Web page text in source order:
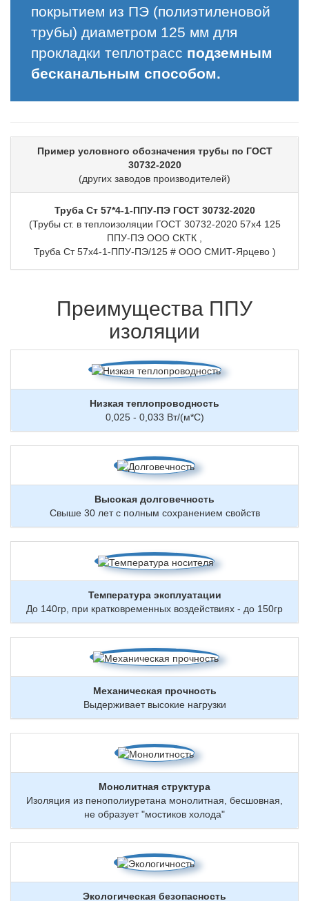
покрытием из ПЭ (полиэтиленовой
трубы) диаметром 125 мм для
прокладки теплотрасс подземным
бесканальным способом.
Пример условного обозначения трубы по ГОСТ
30732-2020
(других заводов производителей)
Труба Ст 57*4-1-ППУ-ПЭ ГОСТ 30732-2020
(Трубы ст. в теплоизоляции ГОСТ 30732-2020 57х4 125
ППУ-ПЭ ООО СКТК ,
Труба Ст 57х4-1-ППУ-ПЭ/125 # ООО СМИТ-Ярцево )
Преимущества ППУ
изоляции
Низкая теплопроводность
0,025 - 0,033 Вт/(м*С)
Высокая долговечность
Свыше 30 лет с полным сохранением свойств
Температура эксплуатации
До 140гр, при кратковременных воздействиях - до 150гр
Механическая прочность
Выдерживает высокие нагрузки
Монолитная структура
Изоляция из пенополиуретана монолитная, бесшовная,
не образует "мостиков холода"
Экологическая безопасность